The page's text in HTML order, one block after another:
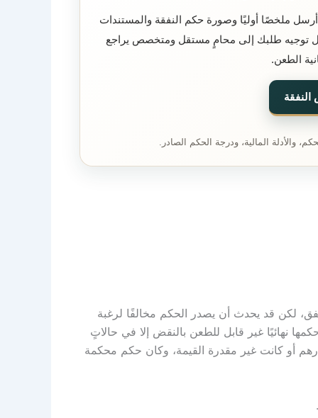
ملخصًا أوليًا وصورة حكم النفقة والمستندات
توجيه طلبك إلى محامٍ مستقل ومتخصص يراجع
الطعن.
النفقة
والأدلة المالية، ودرجة الحكم الصادر.
لكن قد يحدث أن يصدر الحكم مخالفًا لرغبة
نهائيًا غير قابل للطعن بالنقض إلا في حالاتٍ
(500.000) خمسمائة ألف درهم أو كانت غير مقدرة القيمة، وكان حكم محكمة